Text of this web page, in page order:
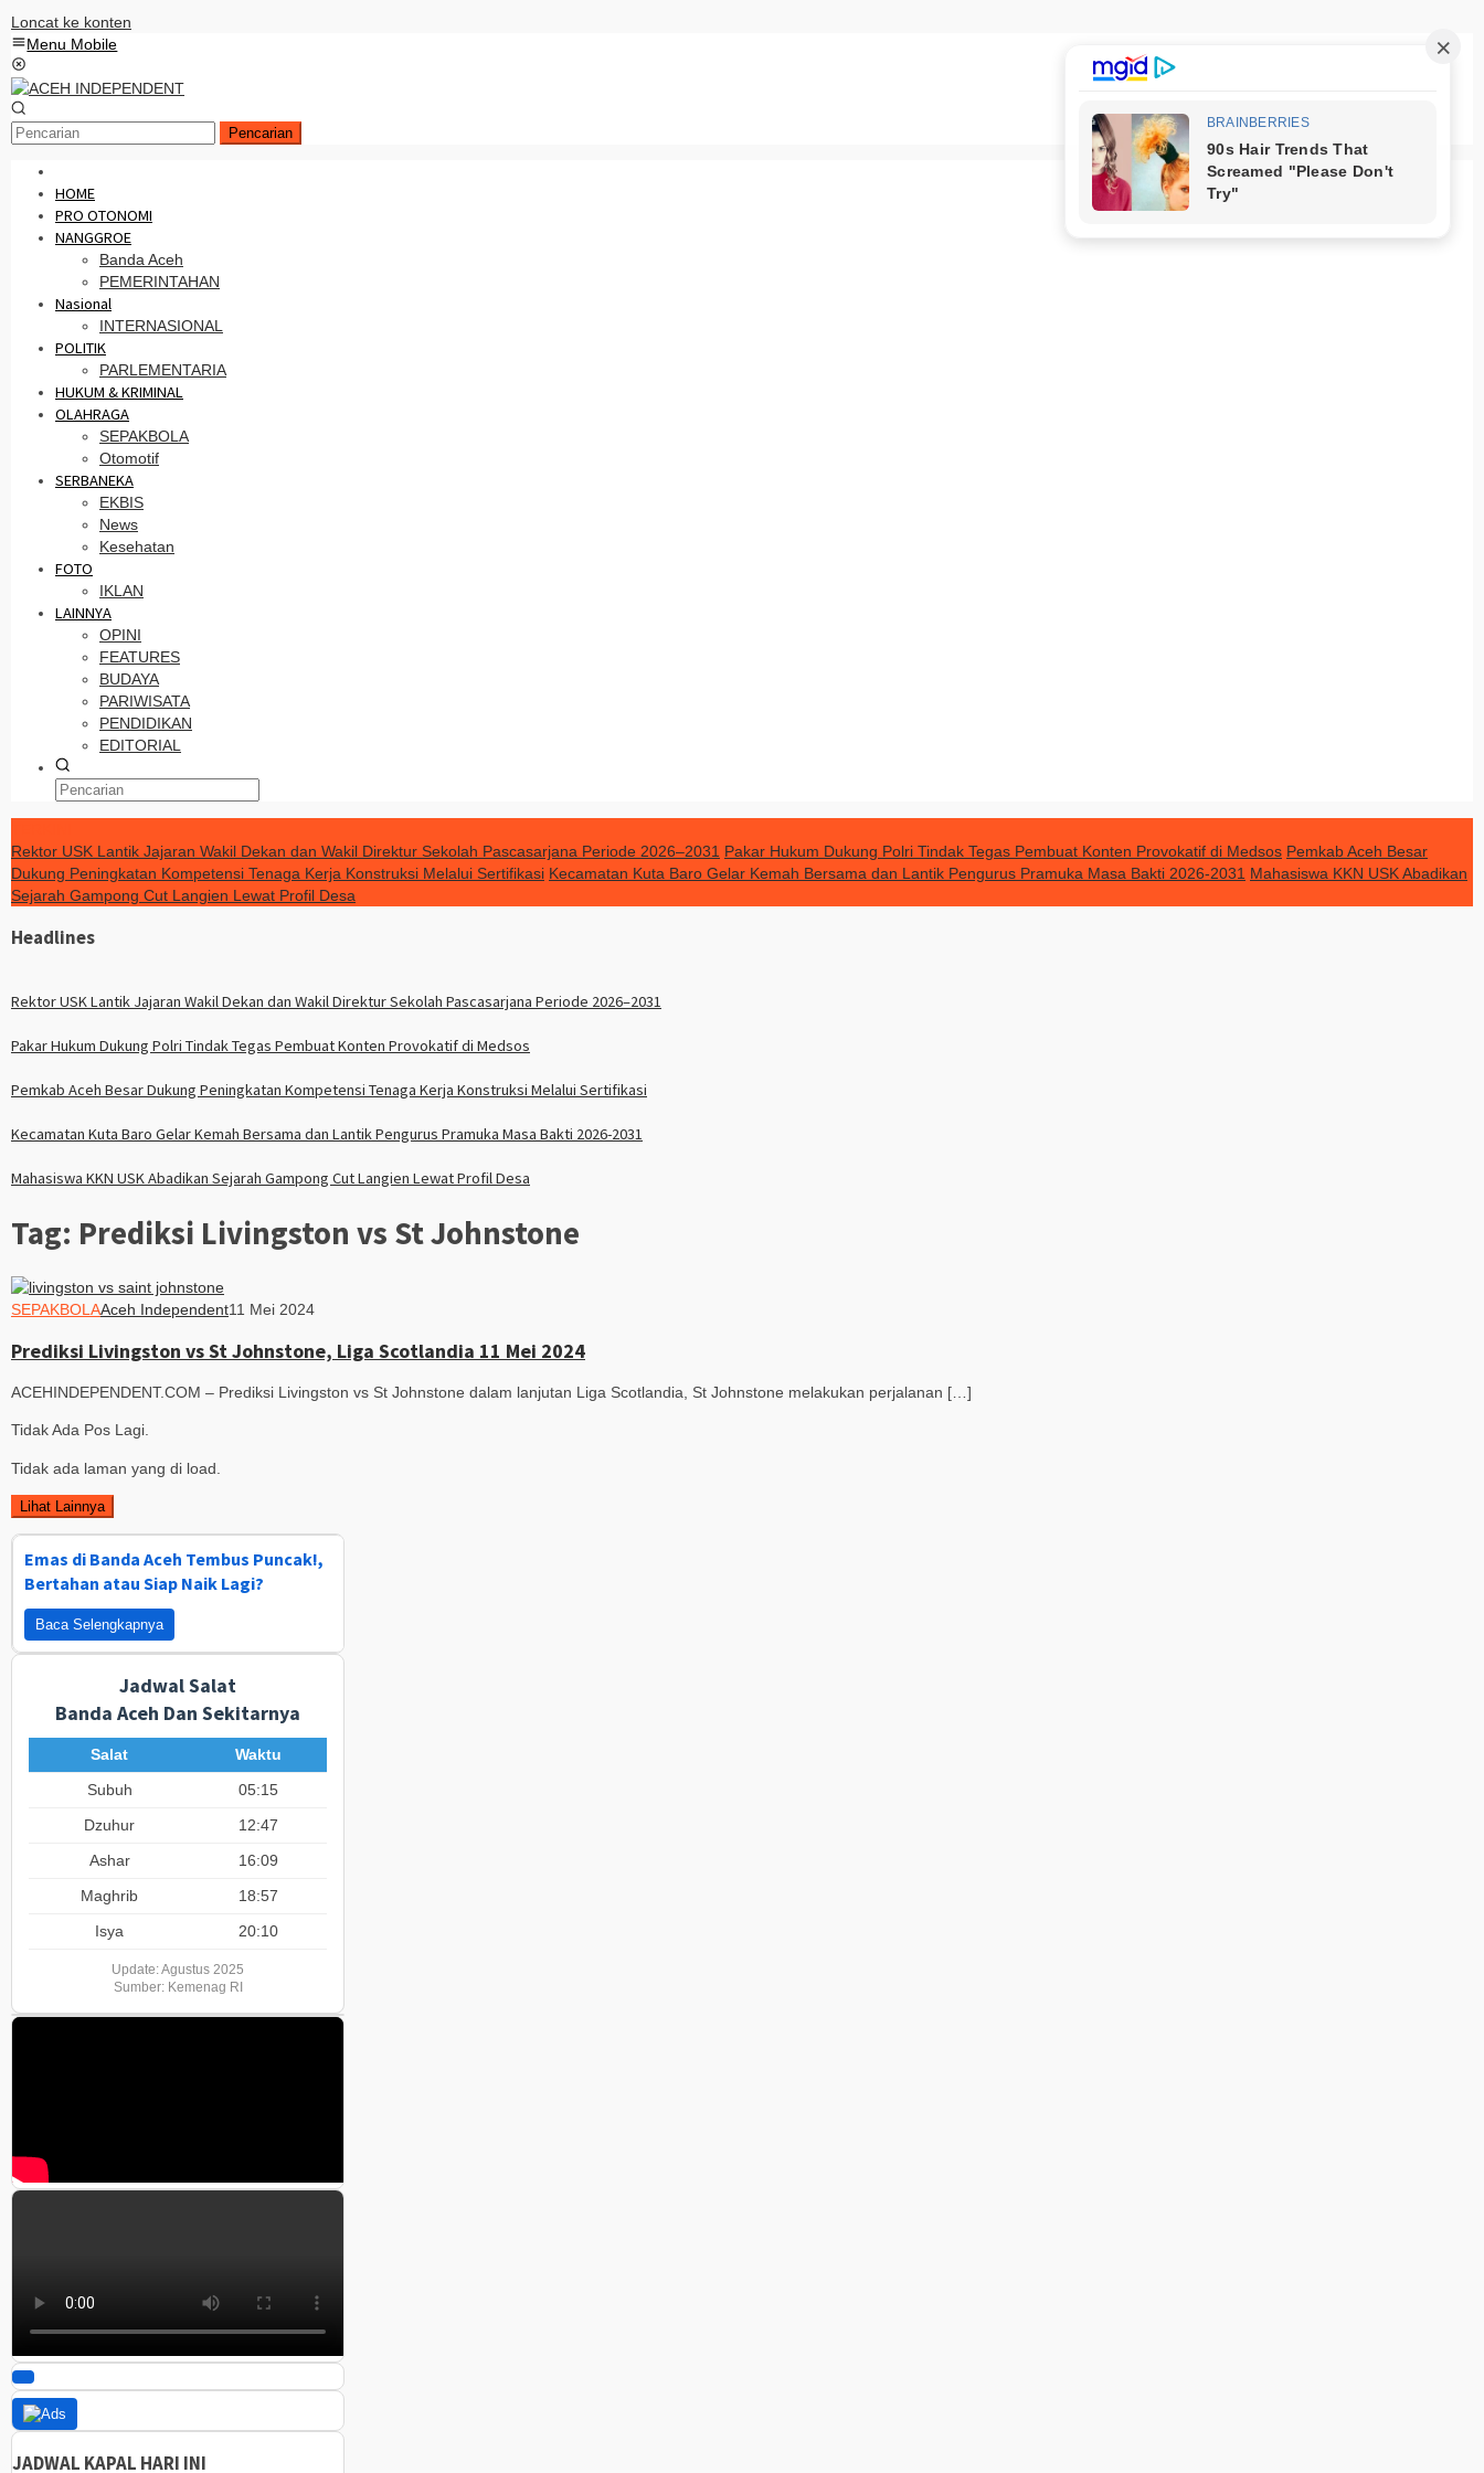
Loncat ke konten
Menu Mobile
Pencarian
HOME
PRO OTONOMI
NANGGROE
Banda Aceh
PEMERINTAHAN
Nasional
INTERNASIONAL
POLITIK
PARLEMENTARIA
HUKUM & KRIMINAL
OLAHRAGA
SEPAKBOLA
Otomotif
SERBANEKA
EKBIS
News
Kesehatan
FOTO
IKLAN
LAINNYA
OPINI
FEATURES
BUDAYA
PARIWISATA
PENDIDIKAN
EDITORIAL
Rektor USK Lantik Jajaran Wakil Dekan dan Wakil Direktur Sekolah Pascasarjana Periode 2026–2031 Pakar Hukum Dukung Polri Tindak Tegas Pembuat Konten Provokatif di Medsos Pemkab Aceh Besar
Dukung Peningkatan Kompetensi Tenaga Kerja Konstruksi Melalui Sertifikasi Kecamatan Kuta Baro Gelar Kemah Bersama dan Lantik Pengurus Pramuka Masa Bakti 2026-2031 Mahasiswa KKN USK Abadikan
Sejarah Gampong Cut Langien Lewat Profil Desa
Headlines
Rektor USK Lantik Jajaran Wakil Dekan dan Wakil Direktur Sekolah Pascasarjana Periode 2026–2031
Pakar Hukum Dukung Polri Tindak Tegas Pembuat Konten Provokatif di Medsos
Pemkab Aceh Besar Dukung Peningkatan Kompetensi Tenaga Kerja Konstruksi Melalui Sertifikasi
Kecamatan Kuta Baro Gelar Kemah Bersama dan Lantik Pengurus Pramuka Masa Bakti 2026-2031
Mahasiswa KKN USK Abadikan Sejarah Gampong Cut Langien Lewat Profil Desa
Tag: Prediksi Livingston vs St Johnstone
SEPAKBOLAAceh Independent11 Mei 2024
Prediksi Livingston vs St Johnstone, Liga Scotlandia 11 Mei 2024
ACEHINDEPENDENT.COM – Prediksi Livingston vs St Johnstone dalam lanjutan Liga Scotlandia, St Johnstone melakukan perjalanan […]
Tidak Ada Pos Lagi.
Tidak ada laman yang di load.
Lihat Lainnya
Emas di Banda Aceh Tembus Puncak!,
Bertahan atau Siap Naik Lagi?
Baca Selengkapnya
Jadwal Salat
Banda Aceh Dan Sekitarnya
Salat
Waktu
Subuh
05:15
Dzuhur
12:47
Ashar
16:09
Maghrib
18:57
Isya
20:10
Update: Agustus 2025
Sumber: Kemenag RI
JADWAL KAPAL HARI INI